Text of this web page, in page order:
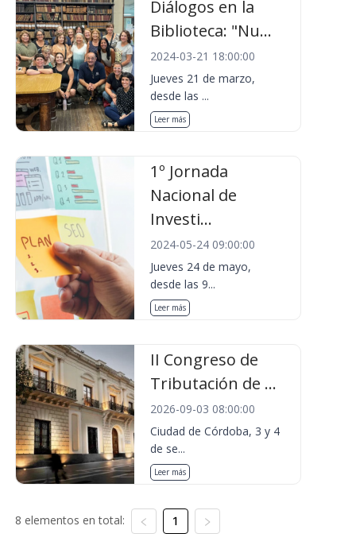
Diálogos en la
Biblioteca: "Nu...
2024-03-21 18:00:00
Jueves 21 de marzo,
desde las ...
Leer más
1º Jornada
Nacional de
Investi...
2024-05-24 09:00:00
Jueves 24 de mayo,
desde las 9...
Leer más
II Congreso de
Tributación de ...
2026-09-03 08:00:00
Ciudad de Córdoba, 3 y 4
de se...
Leer más
8 elementos en total: 1